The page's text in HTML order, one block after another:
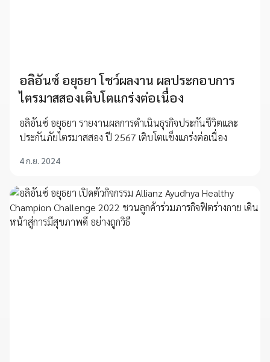
อลิอันซ์ อยุธยา โชว์ผลงาน ผลประกอบการ
ไตรมาสสองเติบโตแกร่งต่อเนื่อง
อลิอันซ์ อยุธยา รายงานผลการดำเนินธุรกิจประกันชีวิตและ
ประกันภัยไตรมาสสอง ปี 2567 เติบโตแข็งแกร่งต่อเนื่อง
4 ก.ย. 2024